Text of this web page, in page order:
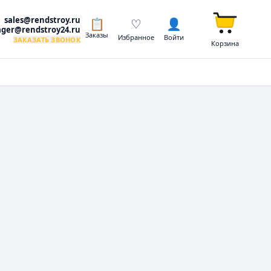
sales@rendstroy.ru
ЗАКАЗАТЬ ЗВОНОК
📋
Заказы
♡
Избранное
👤
Войти
Корзина